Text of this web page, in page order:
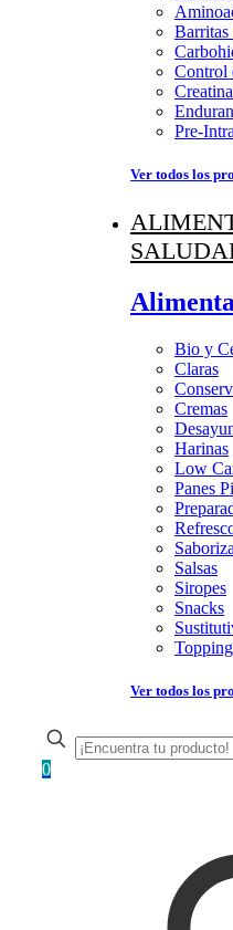
Barritas
Control
Pre-
Ver todos los
Bio y
Claras
Cremas
Harinas
Low
Panes
Salsas
Siropes
Snacks
Ver todos los
0